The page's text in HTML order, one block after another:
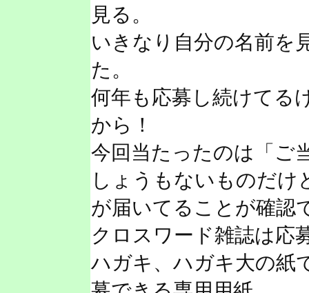
見る。
いきなり自分の名前を
た。
何年も応募し続けてる
から！
今回当たったのは「ご
しょうもないものだけ
が届いてることが確認
クロスワード雑誌は応
ハガキ、ハガキ大の紙